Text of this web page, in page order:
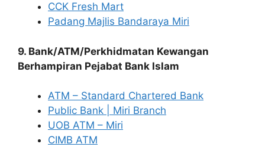
CCK Fresh Mart
Padang Majlis Bandaraya Miri
9. Bank/ATM/Perkhidmatan Kewangan
Berhampiran Pejabat Bank Islam
ATM – Standard Chartered Bank
Public Bank | Miri Branch
UOB ATM – Miri
CIMB ATM